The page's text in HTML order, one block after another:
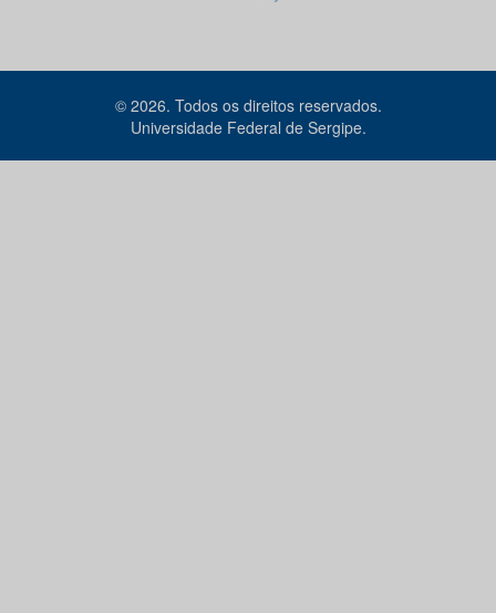
© 2026. Todos os direitos reservados.
Universidade Federal de Sergipe.